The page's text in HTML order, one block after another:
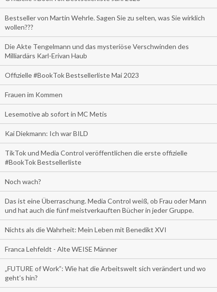
Bestseller von Martin Wehrle. Sagen Sie zu selten, was Sie wirklich
wollen???
Die Akte Tengelmann und das mysteriöse Verschwinden des
Milliardärs Karl-Erivan Haub
Offizielle #BookTok Bestsellerliste Mai 2023
Frauen im Kommen
Lesemotive ab sofort in MC Metis
Kai Diekmann: Ich war BILD
TikTok und Media Control veröffentlichen die erste offizielle
#BookTok Bestsellerliste
Noch wach?
Das ist eine Überraschung. Media Control weiß, ob Frau oder Mann
und hat auch die fünf meistverkauften Bücher in jeder Gruppe.
Nichts als die Wahrheit: Mein Leben mit Benedikt XVI
Franca Lehfeldt - Alte WEISE Männer
„FUTURE of Work”: Wie hat die Arbeitswelt sich verändert und wo
geht’s hin?